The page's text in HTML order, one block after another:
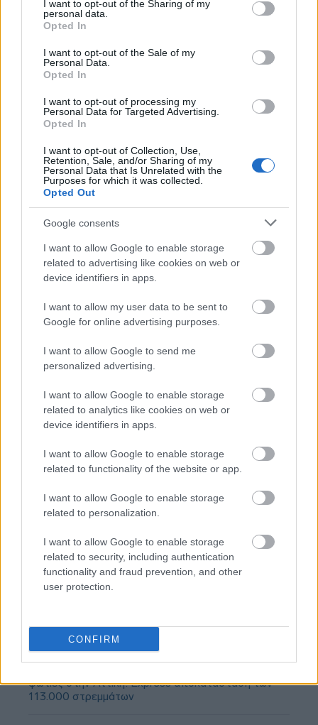
not limited to your visit or usage behaviour. You may click to
grant or deny consent to Google and its third-party tags to
use your data for below specified purposes in below Google
consent section.
I want to opt-out of the Sharing of my
personal data.
Opted In
I want to opt-out of the Sale of my
Personal Data.
Opted In
I want to opt-out of processing my
Personal Data for Targeted Advertising.
Opted In
I want to opt-out of Collection, Use,
Retention, Sale, and/or Sharing of my
Personal Data that Is Unrelated with the
Purposes for which it was collected.
Opted Out
Google consents
I want to allow Google to enable storage
related to advertising like cookies on web or
device identifiers in apps.
I want to allow my user data to be sent to
Google for online advertising purposes.
I want to allow Google to send me
personalized advertising.
I want to allow Google to enable storage
related to analytics like cookies on web or
device identifiers in apps.
I want to allow Google to enable storage
related to functionality of the website or app.
I want to allow Google to enable storage
related to personalization.
I want to allow Google to enable storage
related to security, including authentication
functionality and fraud prevention, and other
user protection.
CONFIRM
αναβάθμιση - Γιατί ακυρώθηκε ο πρώτος
διαγωνισμός
Τζέφρι Μονκαντά: Ποιος είναι ο «εγκέφαλος» που
εμπιστεύτηκε ο Βαγγέλης Μαρινάκης
Μάριους Κράιγκερ Λιντ: Ο ποδοσφαιριστής που
παίζει στο Conference χωρίς δεξί χέρι (vid)!
4,5 km της Πατησίων
φωτιές στην Αττική: Express αποκατάσταση των
113.000 στρεμμάτων